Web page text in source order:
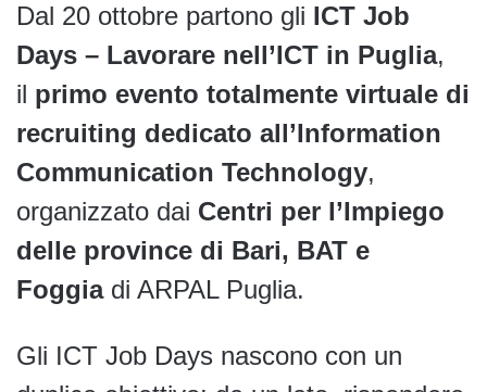
Dal 20 ottobre partono gli ICT Job
Days – Lavorare nell’ICT in Puglia,
il primo evento totalmente virtuale di
recruiting dedicato all’Information
Communication Technology,
organizzato dai Centri per l’Impiego
delle province di Bari, BAT e
Foggiadi ARPAL Puglia.
Gli ICT Job Days nascono con un